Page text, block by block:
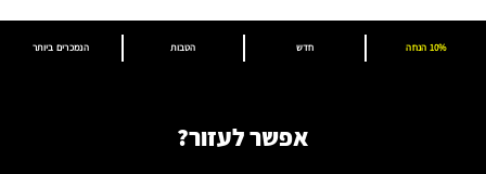
הנמכרים ביותר הטבות חדש 10% הנחה
אפשר לעזור?